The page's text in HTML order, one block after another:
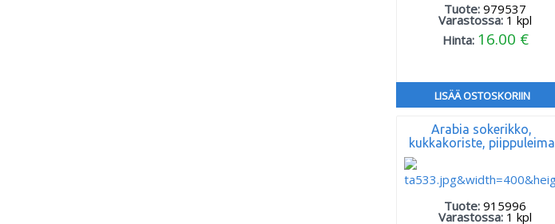
Tuote:979537
Varastossa: 1 kpl
Hinta: 16.00 €
LISÄÄ OSTOSKORIIN
Arabia sokerikko,
kukkakoriste, piippuleima
Tuote:915996
Varastossa: 1 kpl